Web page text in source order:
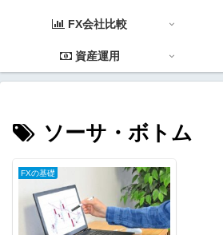
FX会社比較
資産運用
ソーサ・ボトム
FXの基礎